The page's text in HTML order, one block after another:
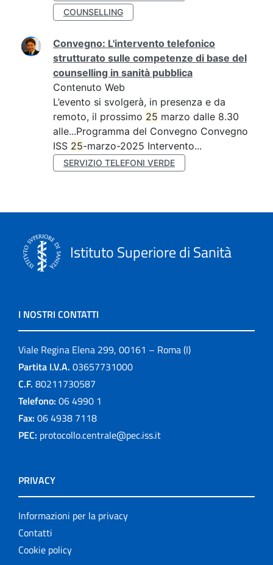
COUNSELLING
Convegno: L'intervento telefonico
strutturato sulle competenze di base del
counselling in sanità pubblica
Contenuto Web
L’evento si svolgerà, in presenza e da
remoto, il prossimo 25 marzo dalle 8.30
alle...Programma del Convegno Convegno
ISS 25-marzo-2025 Intervento...
SERVIZIO TELEFONI VERDE
Istituto Superiore di Sanità
I NOSTRI CONTATTI
Viale Regina Elena 299, 00161 – Roma (I)
Partita I.V.A. 03657731000
C.F. 80211730587
Telefono: 06 4990 1
Fax: 06 4938 7118
PEC: protocollo.centrale@pec.iss.it
PRIVACY
Informazioni per la privacy
Contatti
Cookie policy